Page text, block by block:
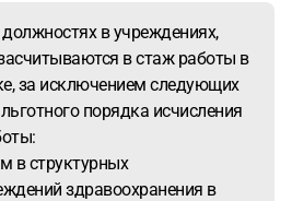
в учреждениях,
в стаж работы в
за исключением следующих
порядка исчисления
в структурных
здравоохранения в